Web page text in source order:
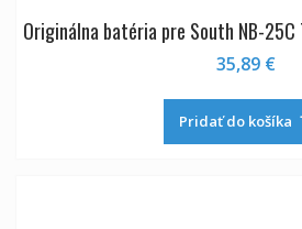
Originálna batéria pre South NB-
35,89 €
Pridať do košíka